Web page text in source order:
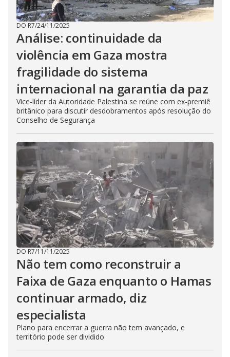
DO R7/24/11/2025
Análise: continuidade da
violência em Gaza mostra
fragilidade do sistema
internacional na garantia da paz
Vice-líder da Autoridade Palestina se reúne com ex-premiê
britânico para discutir desdobramentos após resolução do
Conselho de Segurança
DO R7/11/11/2025
Não tem como reconstruir a
Faixa de Gaza enquanto o Hamas
continuar armado, diz
especialista
Plano para encerrar a guerra não tem avançado, e
território pode ser dividido